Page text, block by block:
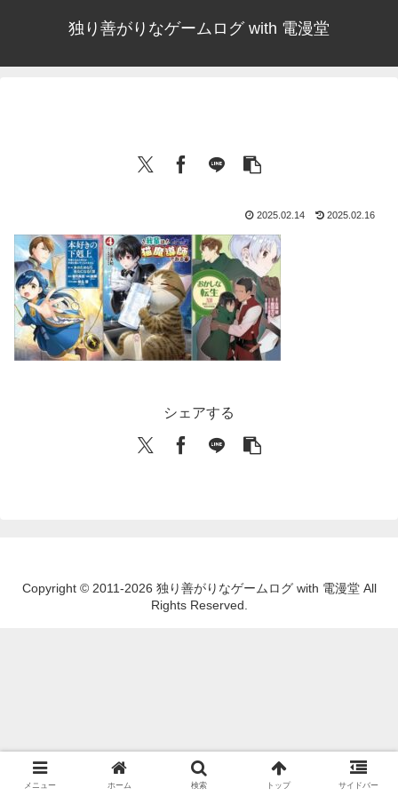
独り善がりなゲームログ with 電漫堂
2025.02.14 2025.02.16
シェアする
Copyright © 2011-2026 独り善がりなゲームログ with 電漫堂 All
Rights Reserved.
メニュー ホーム 検索 トップ サイドバー